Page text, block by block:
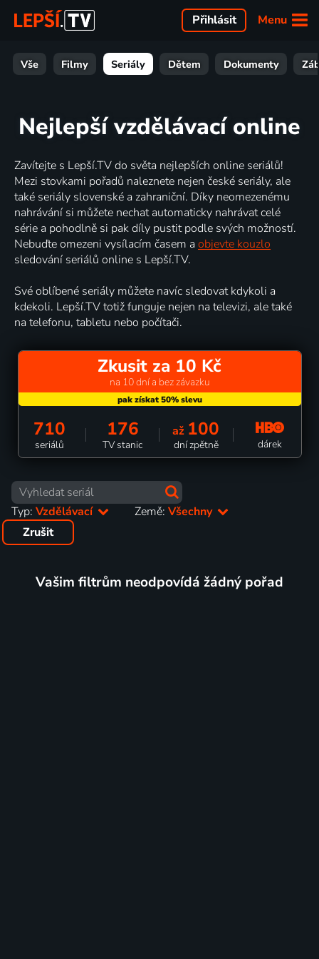
Menu
Přihlásit
Vše Filmy Seriály Dětem Dokumenty
Nejlepší vzdělávací online
Zavítejte s Lepší.TV do světa nejlepších online seriálů!
Mezi stovkami pořadů naleznete nejen české seriály, ale
také seriály slovenské a zahraniční. Díky neomezenému
nahrávání si můžete nechat automaticky nahrávat celé
série a pohodlně si pak díly pustit podle svých možností.
Nebuďte omezeni vysílacím časem a objevte kouzlo
sledování seriálů online s Lepší.TV.
Své oblíbené seriály můžete navíc sledovat kdykoli a
kdekoli. Lepší.TV totiž funguje nejen na televizi, ale také
na telefonu, tabletu nebo počítači.
Zkusit za 10 Kč
na 10 dní a bez závazku
710
seriálů
176
TV stanic
až 100
dní zpětně dárek
Typ: Vzdělávací Země:Všechny
Zrušit
Vašim filtrům neodpovídá žádný pořad